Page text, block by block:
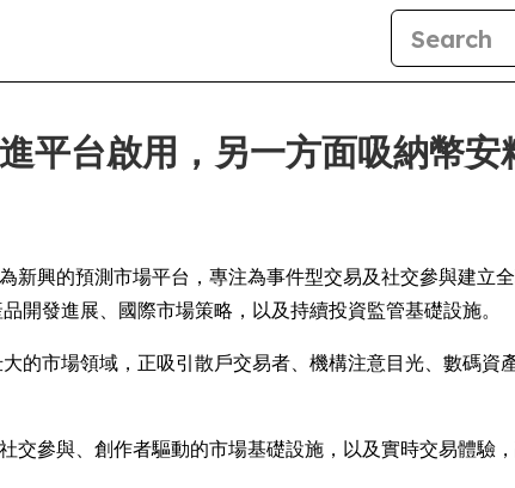
平台啟用，另一方面吸納幣
興的預測市場平台，專注為事件型交易及社交參與建立
開發進展、國際市場策略，以及持續投資監管基礎設施。
的市場領域，正吸引散戶交易者、機構注意目光、數碼資
參與、創作者驅動的市場基礎設施，以及實時交易體驗